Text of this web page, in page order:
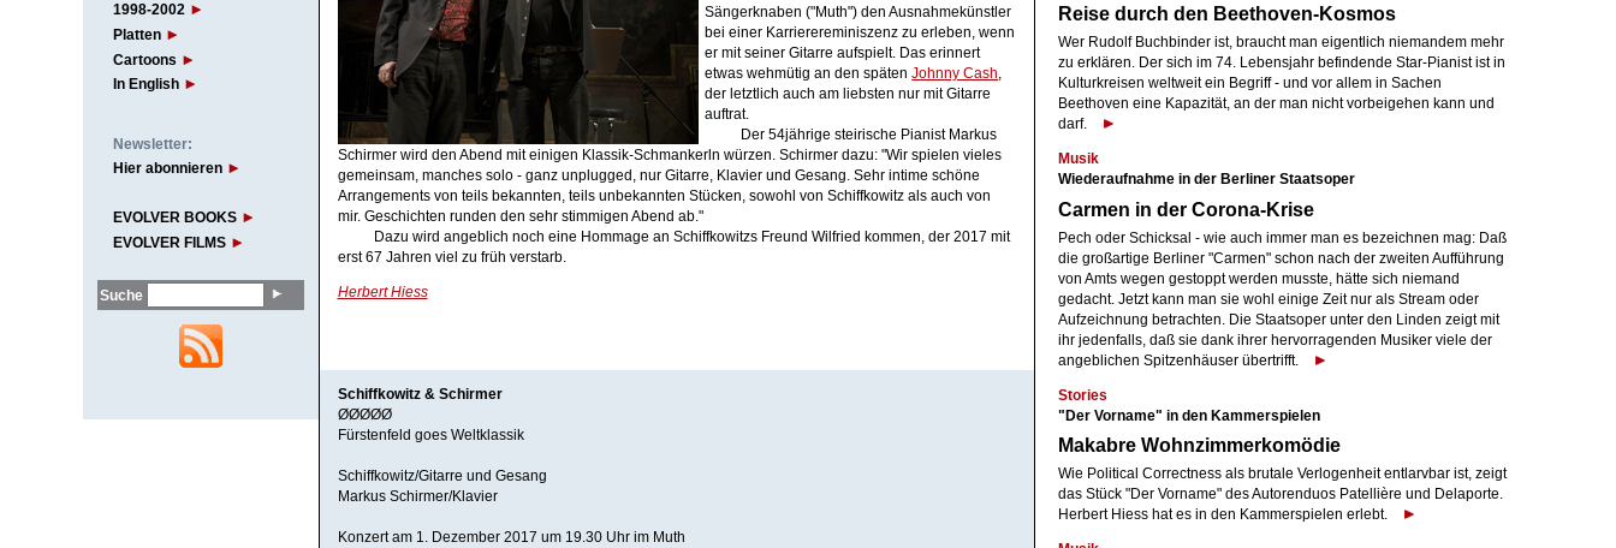
1998-2002
Platten
Cartoons
In English
Newsletter:
Hier abonnieren
EVOLVER BOOKS
EVOLVER FILMS
Suche
Sängerknaben ("Muth") den Ausnahmekünstler
bei einer Karrierereminiszenz zu erleben, wenn
er mit seiner Gitarre aufspielt. Das erinnert
etwas wehmütig an den spätenJohnny Cash
der letztlich auch am liebsten nur mit Gitarre
auftrat.
Der 54jährige steirische Pianist Markus
Schirmer wird den Abend mit einigen Klassik-Schmankerln würzen. Schirmer dazu: "Wir spielen vieles
gemeinsam, manches solo - ganz unplugged, nur Gitarre, Klavier und Gesang. Sehr intime schöne
Arrangements von teils bekannten, teils unbekannten Stücken, sowohl von Schiffkowitz als auch von
mir. Geschichten runden den sehr stimmigen Abend ab."
Dazu wird angeblich noch eine Hommage an Schiffkowitzs Freund Wilfried kommen, der 2017 mit
erst 67 Jahren viel zu früh verstarb.
Herbert Hiess
Schiffkowitz & Schirmer
ØØØØØ
Fürstenfeld goes Weltklassik
Schiffkowitz/Gitarre und Gesang
Markus Schirmer/Klavier
Konzert am 1. Dezember 2017 um 19.30 Uhr im Muth
Reise durch den Beethoven-Kosmos
Wer Rudolf Buchbinder ist, braucht man eigentlich niemandem mehr
zu erklären. Der sich im 74. Lebensjahr befindende Star-Pianist ist in
Kulturkreisen weltweit ein Begriff - und vor allem in Sachen
Beethoven eine Kapazität, an der man nicht vorbeigehen kann und
darf.
Musik
Wiederaufnahme in der Berliner Staatsoper
Carmen in der Corona-Krise
Pech oder Schicksal - wie auch immer man es bezeichnen mag: Daß
die großartige Berliner "Carmen" schon nach der zweiten Aufführung
von Amts wegen gestoppt werden musste, hätte sich niemand
gedacht. Jetzt kann man sie wohl einige Zeit nur als Stream oder
Aufzeichnung betrachten. Die Staatsoper unter den Linden zeigt mit
ihr jedenfalls, daß sie dank ihrer hervorragenden Musiker viele der
angeblichen Spitzenhäuser übertrifft.
Stories
"Der Vorname" in den Kammerspielen
Makabre Wohnzimmerkomödie
Wie Political Correctness als brutale Verlogenheit entlarvbar ist, zeigt
das Stück "Der Vorname" des Autorenduos Patellière und Delaporte.
Herbert Hiess hat es in den Kammerspielen erlebt.